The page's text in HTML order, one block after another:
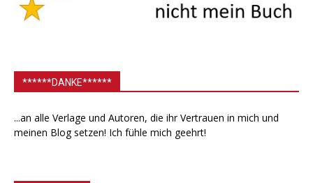
******DANKE******
...an alle Verlage und Autoren, die ihr Vertrauen in mich und
meinen Blog setzen! Ich fühle mich geehrt!